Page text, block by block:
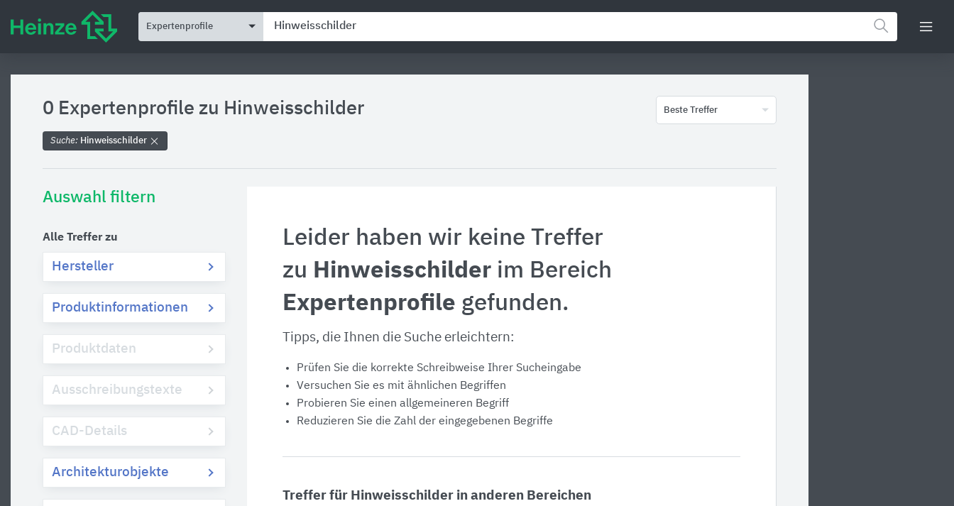
Expertenprofile
0 Expertenprofile zu Hinweisschilder Beste Treffer
Suche: Hinweisschilder
Auswahl filtern
Alle Treffer zu
Hersteller
Produktinformationen
Produktdaten
Ausschreibungstexte
CAD-Details
Architekturobjekte
Leider haben wir keine Treffer
zu Hinweisschilder im Bereich
Expertenprofile gefunden.
Tipps, die Ihnen die Suche erleichtern:
Prüfen Sie die korrekte Schreibweise Ihrer Sucheingabe
Versuchen Sie es mit ähnlichen Begriffen
Probieren Sie einen allgemeineren Begriff
Reduzieren Sie die Zahl der eingegebenen Begriffe
Treffer für Hinweisschilder in anderen Bereichen